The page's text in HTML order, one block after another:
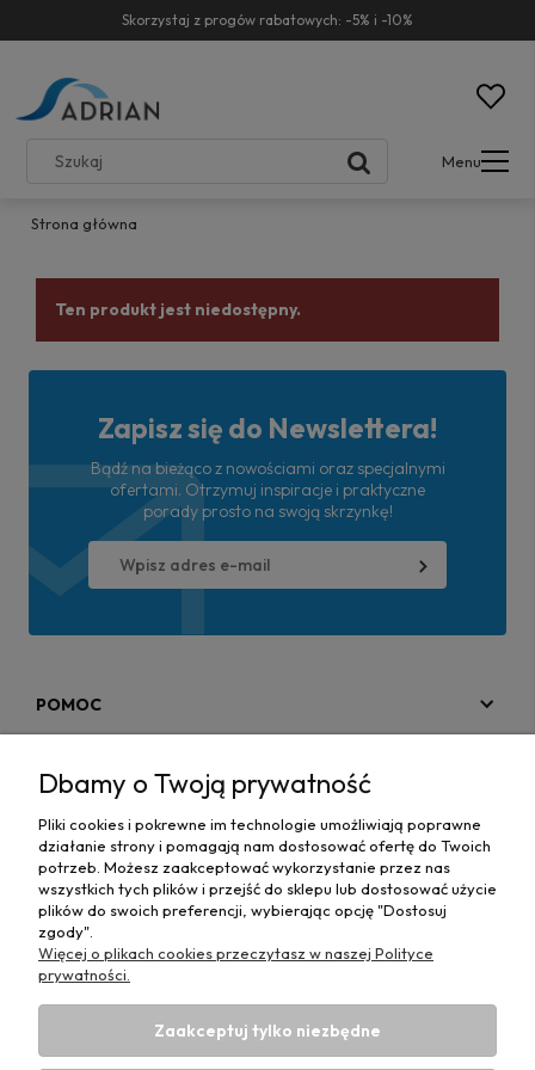
Skorzystaj z progów rabatowych: -5% i -10%
Menu
Strona główna
Ten produkt jest niedostępny.
Zapisz się do Newslettera!
Bądź na bieżąco z nowościami oraz specjalnymi
ofertami. Otrzymuj inspiracje i praktyczne
porady prosto na swoją skrzynkę!
POMOC
MAPA STRONY
INFORMACJE
Dbamy o Twoją prywatność
Pliki cookies i pokrewne im technologie umożliwiają poprawne
działanie strony i pomagają nam dostosować ofertę do Twoich
potrzeb. Możesz zaakceptować wykorzystanie przez nas
wszystkich tych plików i przejść do sklepu lub dostosować użycie
plików do swoich preferencji, wybierając opcję "Dostosuj
zgody".
Więcej o plikach cookies przeczytasz w naszej Polityce
prywatności.
Zaakceptuj tylko niezbędne